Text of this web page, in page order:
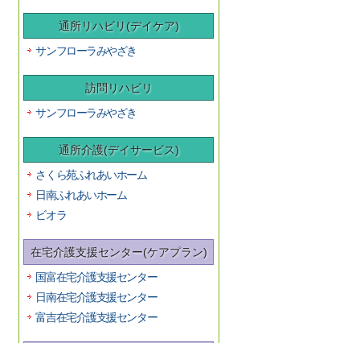
通所リハビリ(デイケア)
サンフローラみやざき
訪問リハビリ
サンフローラみやざき
通所介護(デイサービス)
さくら苑ふれあいホーム
日南ふれあいホーム
ビオラ
在宅介護支援センター(ケアプラン)
国富在宅介護支援センター
日南在宅介護支援センター
富吉在宅介護支援センター